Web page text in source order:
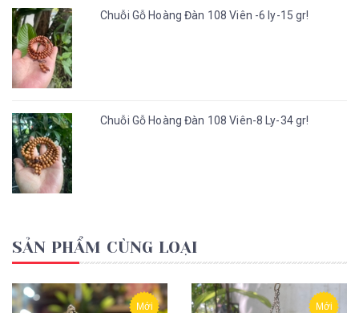
Chuỗi Gỗ Hoàng Đàn 108 Viên -6 ly-15 gr!
Chuỗi Gỗ Hoàng Đàn 108 Viên-8 Ly-34 gr!
SẢN PHẨM CÙNG LOẠI
Mới Mới